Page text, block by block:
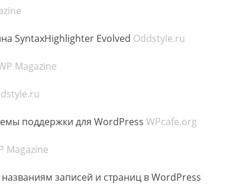
SyntaxHighlighter Evolved Oddstyle.ru
Magazine
поддержки для WordPress WPcafe.org
Magazine
записей и страниц в WordPress